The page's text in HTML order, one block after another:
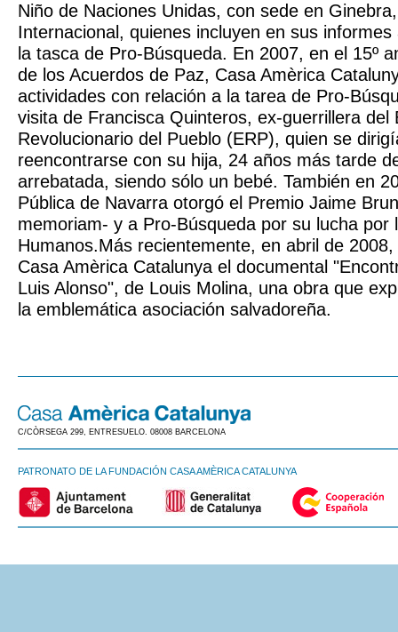
Niño de Naciones Unidas, con sede en
Internacional, quienes incluyen en sus
la tasca de Pro-Búsqueda. En 2007, en el 15º
de los Acuerdos de Paz, Casa Amèrica
actividades con relación a la tarea de Pro-
visita de Francisca Quinteros, ex-guerrillera del
Revolucionario del Pueblo (ERP), quien se
reencontrarse con su hija, 24 años más tarde
arrebatada, siendo sólo un bebé. También en
Pública de Navarra otorgó el Premio Jaime
memoriam- y a Pro-Búsqueda por su lucha por
Humanos.Más recientemente, en abril de
Casa Amèrica Catalunya el documental
Luis Alonso", de Louis Molina, una obra que
la emblemática asociación salvadoreña.
C/CÒRSEGA 299, ENTRESUELO. 08008 BARCELONA
PATRONATO DE LA FUNDACIÓN CASA AMÈRICA CATALUNYA